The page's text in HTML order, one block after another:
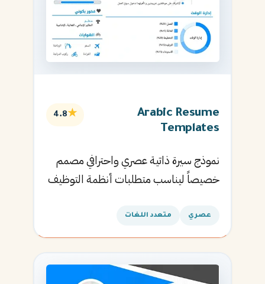
Arabic Resume
Templates
★
4.8
نموذج سيرة ذاتية عصري واحترافي مصمم
خصيصاً ليناسب متطلبات أنظمة التوظيف
القادمة.
عصري متعدد اللغات